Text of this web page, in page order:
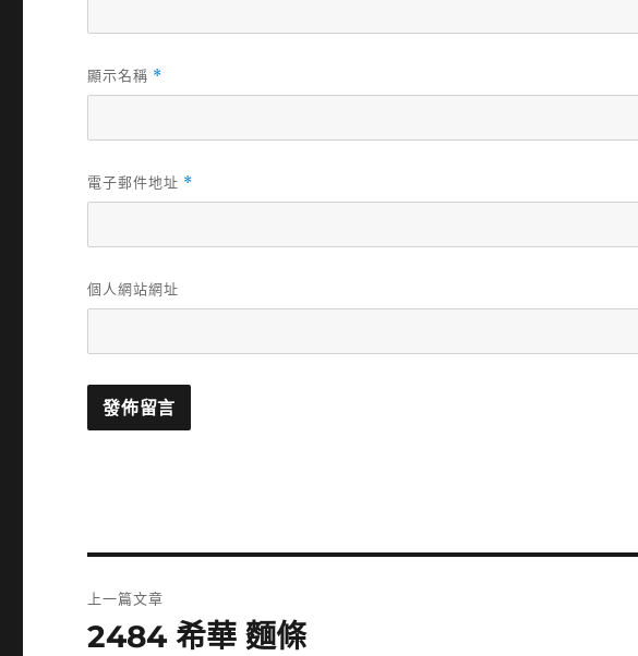
顯示名稱 *
電子郵件地址 *
個人網站網址
章
上一篇文章
上
2484 希華 麵條